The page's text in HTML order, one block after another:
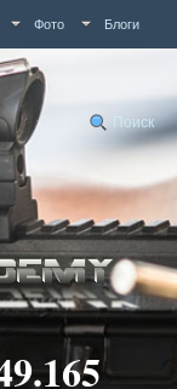
Фото Блоги
Поиск